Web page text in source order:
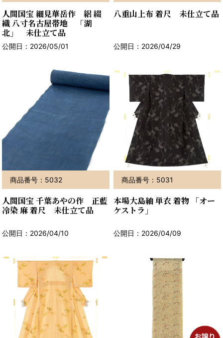
人間国宝 細見華岳作 絽 綴
織 八寸名古屋帯地 「湖
北」 未仕立て品
公開日：2026/05/01
八重山上布 着尺 未仕立て品
公開日：2026/04/29
商品番号：5032
人間国宝 千葉あやの作 正藍
冷染 麻 着尺 未仕立て品
公開日：2026/04/10
商品番号：5031
本場大島紬 単衣 着物 「オー
ケストラ」
公開日：2026/04/09